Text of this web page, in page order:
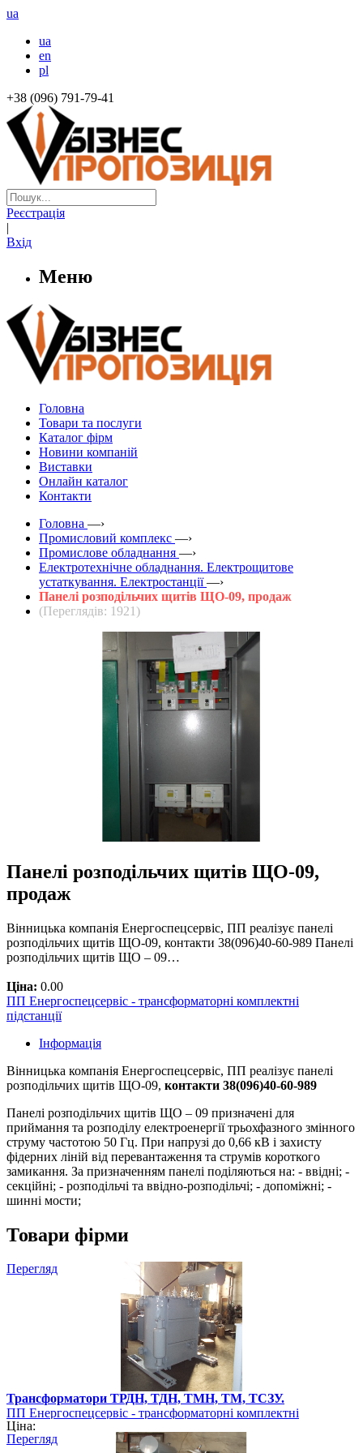
ua
ua
en
pl
+38 (096) 791-79-41
Реєстрація
|
Вхід
Меню
Головна
Товари та послуги
Каталог фірм
Новини компаній
Виставки
Онлайн каталог
Контакти
Головна —›
Промисловий комплекс —›
Промислове обладнання —›
Електротехнічне обладнання. Електрощитове
устаткування. Електростанції —›
Панелі розподільчих щитів ЩО-09, продаж
(Переглядів: 1921)
Панелі розподільчих щитів ЩО-09,
продаж
Вінницька компанія Енергоспецсервіс, ПП реалізує панелі
розподільчих щитів ЩО-09, контакти 38(096)40-60-989 Панелі
розподільчих щитів ЩО – 09…
Ціна: 0.00
ПП Енергоспецсервіс - трансформаторні комплектні
підстанції
Інформація
Вінницька компанія Енергоспецсервіс, ПП реалізує панелі
розподільчих щитів ЩО-09, контакти 38(096)40-60-989
Панелі розподільчих щитів ЩО – 09 призначені для
приймання та розподілу електроенергії трьохфазного змінного
струму частотою 50 Гц. При напрузі до 0,66 кВ і захисту
фідерних ліній від перевантаження та струмів короткого
замикання. За призначенням панелі поділяються на: - ввідні; -
секційні; - розподільчі та ввідно-розподільчі; - допоміжні; -
шинні мости;
Товари фірми
Перегляд
Трансформатори ТРДН, ТДН, ТМН, ТМ, ТСЗУ.
ПП Енергоспецсервіс - трансформаторні комплектні
підстанції
Ціна:
Перегляд